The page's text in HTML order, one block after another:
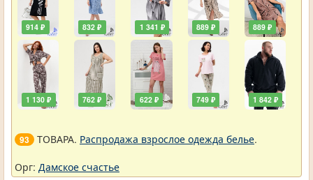
914 ₽
1 130 ₽
832 ₽
762 ₽
1 341 ₽
622 ₽
889 ₽
749 ₽
889 ₽
1 842 ₽
93 ТОВАРА. Распродажа взрослое одежда белье.
Орг: Дамское счастье